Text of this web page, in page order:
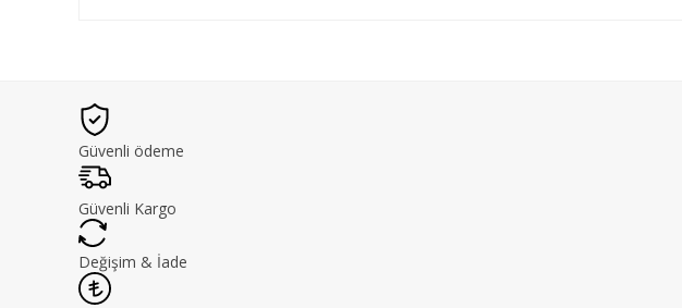
Güvenli ödeme
Güvenli Kargo
Değişim & İade